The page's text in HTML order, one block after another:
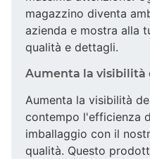
magazzino diventa
azienda e mostra alla
qualità e dettagli.
Aumenta la visibilità
Aumenta la visibilità
contempo l'efficienza
imballaggio con il
qualità. Questo